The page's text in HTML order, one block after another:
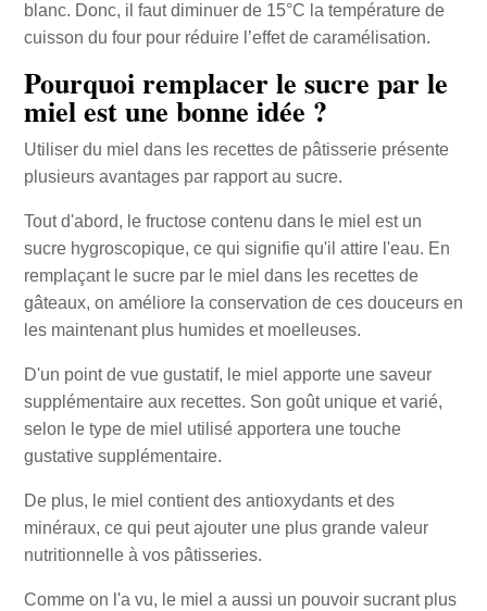
blanc. Donc, il faut diminuer de 15°C la température de
cuisson du four pour réduire l’effet de caramélisation.
Pourquoi remplacer le sucre par le
miel est une bonne idée ?
Utiliser du miel dans les recettes de pâtisserie présente
plusieurs avantages par rapport au sucre.
Tout d'abord, le fructose contenu dans le miel est un
sucre hygroscopique, ce qui signifie qu'il attire l'eau. En
remplaçant le sucre par le miel dans les recettes de
gâteaux, on améliore la conservation de ces douceurs en
les maintenant plus humides et moelleuses.
D'un point de vue gustatif, le miel apporte une saveur
supplémentaire aux recettes. Son goût unique et varié,
selon le type de miel utilisé apportera une touche
gustative supplémentaire.
De plus, le miel contient des antioxydants et des
minéraux, ce qui peut ajouter une plus grande valeur
nutritionnelle à vos pâtisseries.
Comme on l'a vu, le miel a aussi un pouvoir sucrant plus